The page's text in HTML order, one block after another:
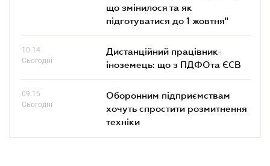
що змінилося та як
підготуватися до 1 жовтня"
10.14
Сьогодні
Дистанційний працівник-
іноземець: що з ПДФОта ЄСВ
09.15
Сьогодні
Оборонним підприємствам
хочуть спростити розмитнення
техніки